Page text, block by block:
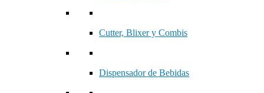
Cutter, Blixer y Combis
Dispensador de Bebidas